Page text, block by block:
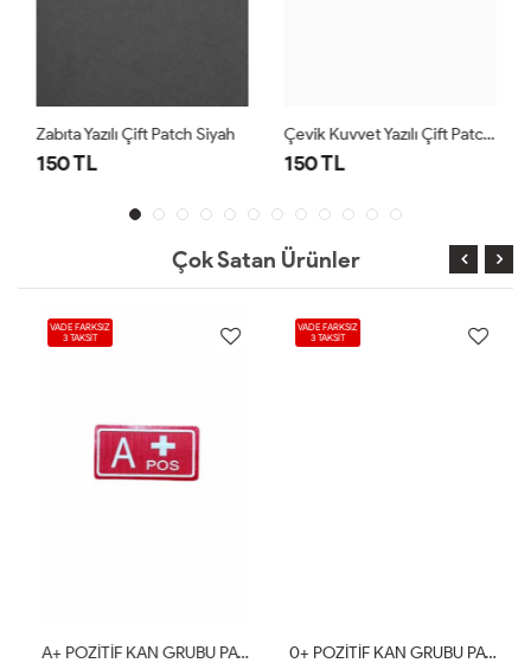
Zabıta Yazılı Çift Patch Siyah
150 TL
Çevik Kuvvet Yazılı Çift Patch Siyah
150 TL
Çok Satan Ürünler
VADE FARKSIZ
3 TAKSİT
A+ POZİTİF KAN GRUBU PATCH Kırmızı
VADE FARKSIZ
3 TAKSİT
0+ POZİTİF KAN GRUBU PATCH Kırmızı